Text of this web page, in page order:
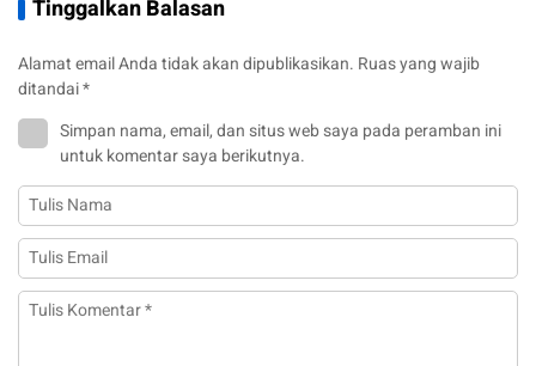
Tinggalkan Balasan
Alamat email Anda tidak akan dipublikasikan. Ruas yang wajib
ditandai*
Simpan nama, email, dan situs web saya pada peramban ini
untuk komentar saya berikutnya.